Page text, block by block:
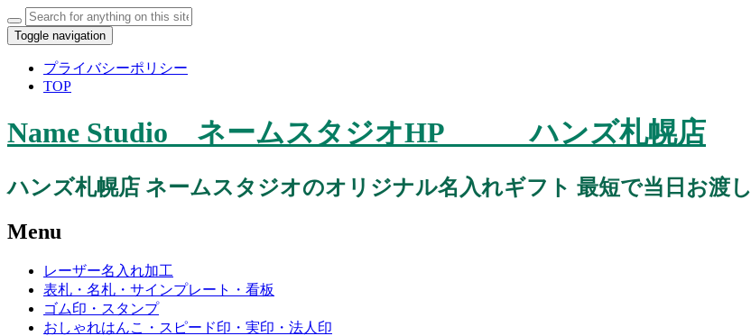
Toggle navigation
プライバシーポリシー
TOP
Name Studio ネームスタジオHP ハンズ札幌店
ハンズ札幌店 ネームスタジオのオリジナル名入れギフト 最短で当日お渡し
Menu
レーザー名入れ加工
表札・名札・サインプレート・看板
ゴム印・スタンプ
おしゃれはんこ・スピード印・実印・法人印